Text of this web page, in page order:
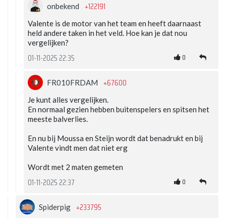
onbekend +122191
Valente is de motor van het team en heeft daarnaast
held andere taken in het veld. Hoe kan je dat nou
vergelijken?
01-11-2025 22:35 0
FR010FRDAM +67600
Je kunt alles vergelijken.
En normaal gezien hebben buitenspelers en spitsen het
meeste balverlies.
En nu bij Moussa en Steijn wordt dat benadrukt en bij
Valente vindt men dat niet erg
Wordt met 2 maten gemeten
01-11-2025 22:37 0
Spiderpig +233795